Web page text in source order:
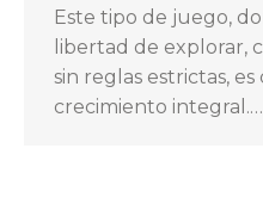
Este tipo de juego,
libertad de explorar,
sin reglas estrictas, es
crecimiento integral.…